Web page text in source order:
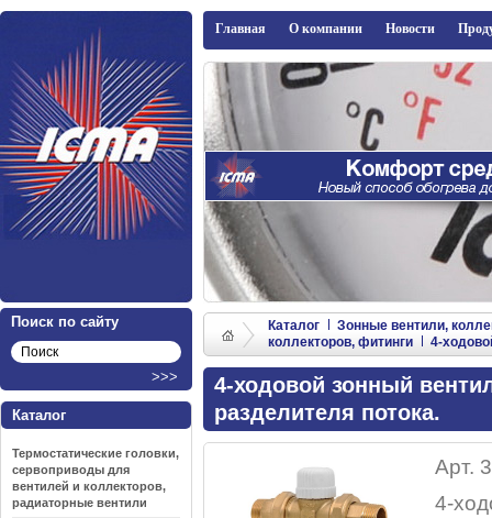
Каталог
Зонные вентили,
коллекторов, фитинги
4-
4-ходовой зонный
разделителя потока.
Арт.
4-
Каталог
Термостатические головки,
сервоприводы для
вентилей и коллекторов,
радиаторные вентили
ICMA
Главная О компании Новости
Поиск по сайту